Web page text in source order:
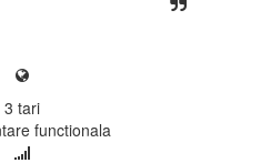
3 tari
functionala